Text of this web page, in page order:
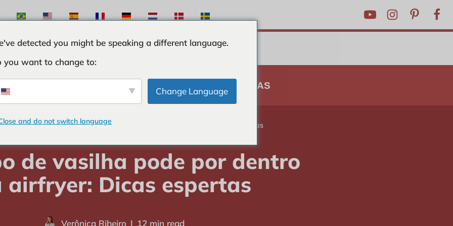
CURIOSIDADES TRUQUES E DICAS
-Que tipo de vasilha pode por dentro da airfryer: Dicas espertas
de vasilha pode por dentro
airfryer: Dicas espertas
Verônica Ribeiro 12 min read
detected you might be speaking a different language.
you want to change to:
Change Language
and do not switch language